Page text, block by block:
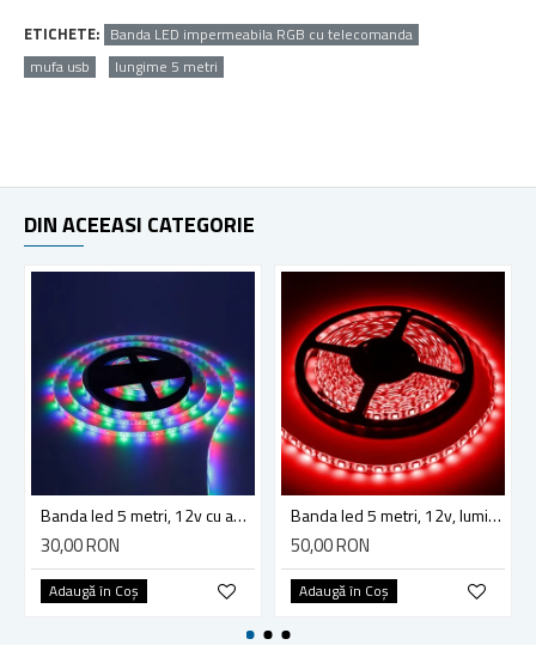
ETICHETE: Banda LED impermeabila RGB cu telecomanda
mufa usb
lungime 5 metri
DIN ACEEASI CATEGORIE
Banda led 5 metri, 12v cu adaptor, lumina RGB, telecomanda, adeziva
30,00 RON
Adaugă în Coş
Banda led 5 metri, 12v, lumina culoare rosu, 7.2w, ip65
50,00 RON
Adaugă în Coş